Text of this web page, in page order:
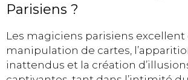
Parisiens ?
Les magiciens parisiens excellent
manipulation de cartes,
inattendus et la création